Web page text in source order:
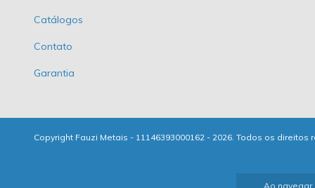
Ao
Catálogos
Contato
Garantia
Copyright Fauzi Metais - 11146393000162 - 2026. Todos os direitos